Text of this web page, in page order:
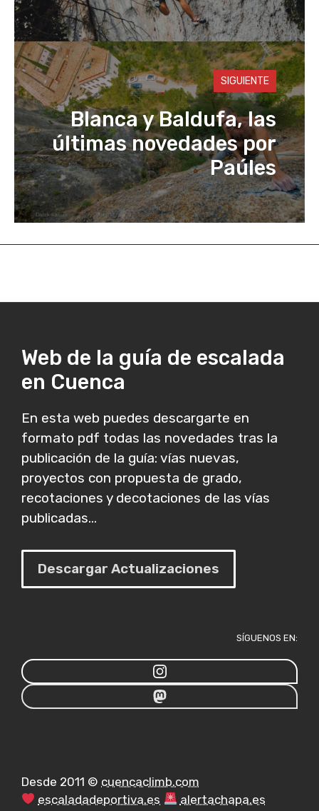
SIGUIENTE
Blanca y Baldufa, las
últimas novedades por
Paúles
Web de la guía de escalada
en Cuenca
En esta web puedes descargarte en
formato pdf todas las novedades tras la
publicación de la guía: vías nuevas,
proyectos con propuesta de grado,
recotaciones y decotaciones de las vías
publicadas...
Descargar Actualizaciones
SÍGUENOS EN:
Desde 2011 © cuencaclimb.com
escaladadeportiva.es
alertachapa.es